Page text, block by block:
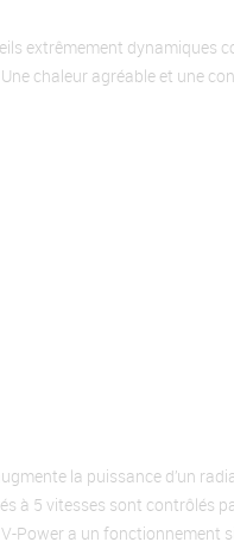
extrêmement dynamiques
chaleur agréable et une
la puissance d’un
à 5 vitesses sont contrôlés
Power a un fonctionnement